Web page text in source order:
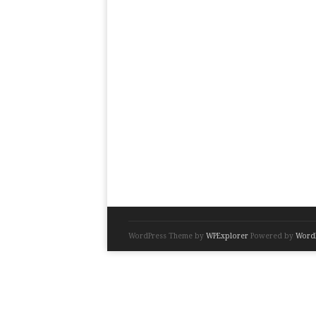
WordPress Theme by WPExplorer Powered by